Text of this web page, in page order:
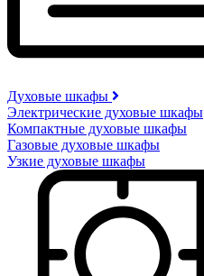
Духовые шкафы
Электрические духовые шкафы
Компактные духовые шкафы
Газовые духовые шкафы
Узкие духовые шкафы